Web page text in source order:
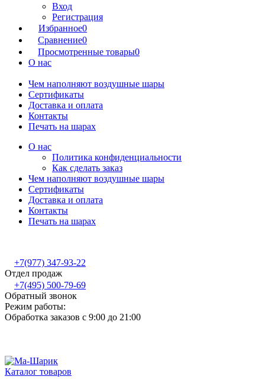
Вход
Регистрация
Избранное0
Сравнение0
Просмотренные товары0
О нас
Чем наполняют воздушные шары
Сертификаты
Доставка и оплата
Контакты
Печать на шарах
О нас
Политика конфиденциальности
Как сделать заказ
Чем наполняют воздушные шары
Сертификаты
Доставка и оплата
Контакты
Печать на шарах
+7(977) 347-93-22
Отдел продаж
+7(495) 500-79-69
Обратный звонок
Режим работы:
Обработка заказов с 9:00 до 21:00
Каталог товаров